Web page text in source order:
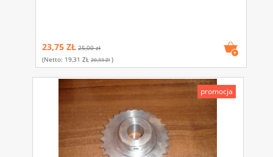
23,75 ZŁ 25,00 zł
(netto: 19,31 ZŁ 20,33 Zł)
promocja